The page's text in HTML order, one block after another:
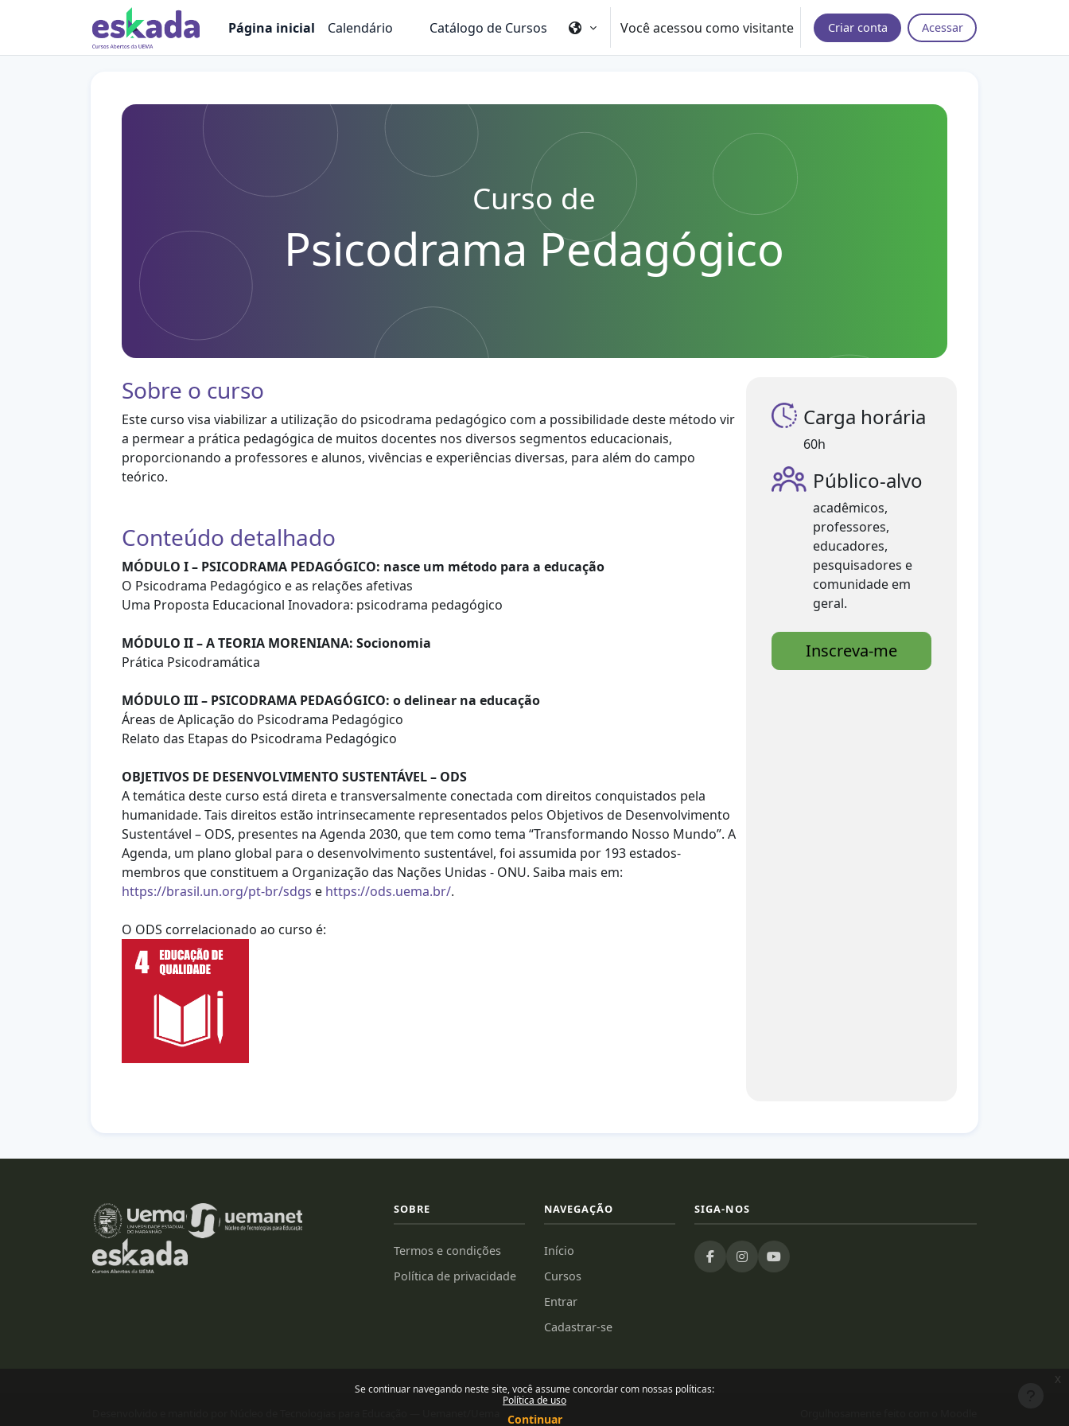
Ir para o conteúdo principal
Se continuar navegando neste site, você assume concordar com nossas políticas:
Política de uso
Continuar
x
Página inicial Calendário Catálogo de Cursos Você acessou como visitante Criar conta Acessar
Curso de
Psicodrama Pedagógico
Sobre o curso
Este curso visa viabilizar a utilização do psicodrama pedagógico com a possibilidade deste método vir
a permear a prática pedagógica de muitos docentes nos diversos segmentos educacionais,
proporcionando a professores e alunos, vivências e experiências diversas, para além do campo
teórico.
Conteúdo detalhado
MÓDULO I – PSICODRAMA PEDAGÓGICO: nasce um método para a educação
O Psicodrama Pedagógico e as relações afetivas
Uma Proposta Educacional Inovadora: psicodrama pedagógico
MÓDULO II – A TEORIA MORENIANA: Socionomia
Prática Psicodramática
MÓDULO III – PSICODRAMA PEDAGÓGICO: o delinear na educação
Áreas de Aplicação do Psicodrama Pedagógico
Relato das Etapas do Psicodrama Pedagógico
OBJETIVOS DE DESENVOLVIMENTO SUSTENTÁVEL – ODS
A temática deste curso está direta e transversalmente conectada com direitos conquistados pela
humanidade. Tais direitos estão intrinsecamente representados pelos Objetivos de Desenvolvimento
Sustentável – ODS, presentes na Agenda 2030, que tem como tema “Transformando Nosso Mundo”. A
Agenda, um plano global para o desenvolvimento sustentável, foi assumida por 193 estados-
membros que constituem a Organização das Nações Unidas - ONU. Saiba mais em:
https://brasil.un.org/pt-br/sdgs e https://ods.uema.br/.
O ODS correlacionado ao curso é:
Carga horária
60h
Público-alvo
acadêmicos,
professores,
educadores,
pesquisadores e
comunidade em
geral.
Inscreva-me
SOBRE
Termos e condições
Política de privacidade
NAVEGAÇÃO
Início
Cursos
Entrar
Cadastrar-se
SIGA-NOS